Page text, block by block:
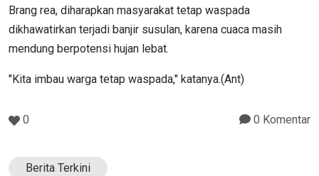
Brang rea, diharapkan masyarakat tetap waspada
dikhawatirkan terjadi banjir susulan, karena cuaca masih
mendung berpotensi hujan lebat.
"Kita imbau warga tetap waspada," katanya.(Ant)
0 0 Komentar
Berita Terkini